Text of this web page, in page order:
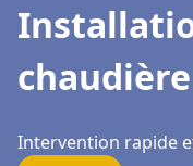
Intervention rapide